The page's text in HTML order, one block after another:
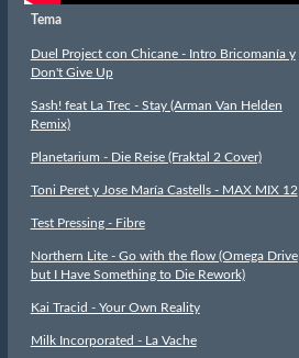
Tema
Duel Project con Chicane - Intro Bricomanía y
Don't Give Up
Sash! feat La Trec - Stay (Arman Van Helden
Remix)
Planetarium - Die Reise (Fraktal 2 Cover)
Toni Peret y Jose María Castells - MAX MIX 12
Test Pressing - Fibre
Northern Lite - Go with the flow (Omega Drive
but I Have Something to Die Rework)
Kai Tracid - Your Own Reality
Milk Incorporated - La Vache